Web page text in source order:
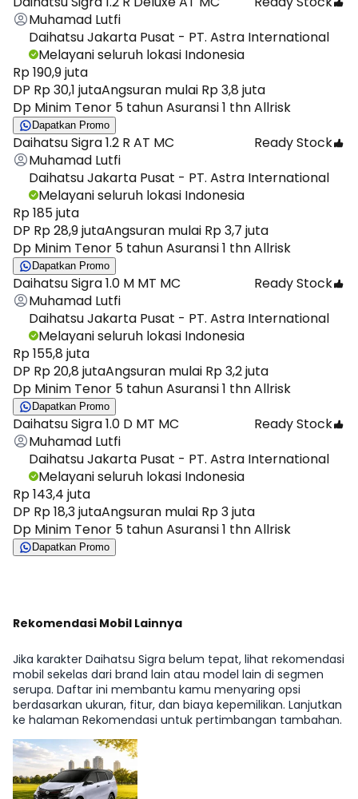
Muhamad Lutfi
Daihatsu Jakarta Pusat - PT. Astra International
Melayani seluruh lokasi Indonesia
Rp 190,9 juta
DP Rp 30,1 jutaAngsuran mulai Rp 3,8 juta
Dp Minim Tenor 5 tahun Asuransi 1 thn Allrisk
Dapatkan Promo
Daihatsu Sigra 1.2 R AT MC
Ready Stock
Muhamad Lutfi
Daihatsu Jakarta Pusat - PT. Astra International
Melayani seluruh lokasi Indonesia
Rp 185 juta
DP Rp 28,9 jutaAngsuran mulai Rp 3,7 juta
Dp Minim Tenor 5 tahun Asuransi 1 thn Allrisk
Dapatkan Promo
Daihatsu Sigra 1.0 M MT MC
Ready Stock
Muhamad Lutfi
Daihatsu Jakarta Pusat - PT. Astra International
Melayani seluruh lokasi Indonesia
Rp 155,8 juta
DP Rp 20,8 jutaAngsuran mulai Rp 3,2 juta
Dp Minim Tenor 5 tahun Asuransi 1 thn Allrisk
Dapatkan Promo
Daihatsu Sigra 1.0 D MT MC
Ready Stock
Muhamad Lutfi
Daihatsu Jakarta Pusat - PT. Astra International
Melayani seluruh lokasi Indonesia
Rp 143,4 juta
DP Rp 18,3 jutaAngsuran mulai Rp 3 juta
Dp Minim Tenor 5 tahun Asuransi 1 thn Allrisk
Dapatkan Promo
Rekomendasi Mobil Lainnya
Jika karakter Daihatsu Sigra belum tepat, lihat rekomendasi
mobil sekelas dari brand lain atau model lain di segmen
serupa. Daftar ini membantu kamu menyaring opsi
berdasarkan ukuran, fitur, dan biaya kepemilikan. Lanjutkan
ke halaman Rekomendasi untuk pertimbangan tambahan.